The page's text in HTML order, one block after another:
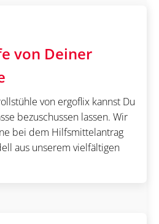
von Deiner
von ergoflix kannst Du
bezuschussen lassen. Wir
bei dem Hilfsmittelantrag
aus unserem vielfältigen